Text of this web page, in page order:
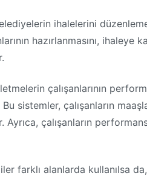
ihalelerini
hazırlanmasını, ihaleye
çalışanlarının
sistemler, çalışanların
Ayrıca, çalışanların
farklı alanlarda kullanılsa